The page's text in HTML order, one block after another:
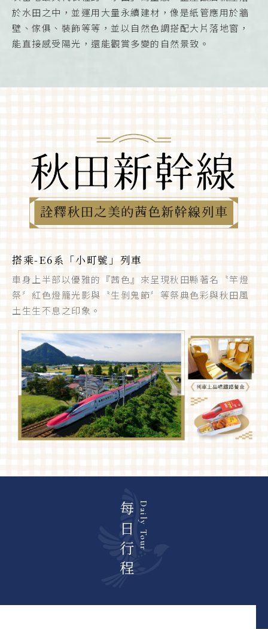
於水田之中，並運用大量永續建材，像是紙管應用於牆
壁、傢俱、裝飾等等，並以自然色調搭配大片落地窗，
能直接感受陽光，還能觀賞多變的自然景致。
搭乘-E6系「小町號」列車
車身上半部以優雅的『茜色』來呈現秋田縣著名〝竿燈
祭〞紅色燈籠光影與〝生剝鬼節〞等祭典色彩與秋田風
土生生不息之印象。
Daily Tour
每日行程